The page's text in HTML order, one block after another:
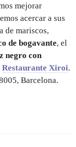
mejorar
acercar a sus
de mariscos,
de bogavante, el
negro con
Restaurante Xiroi.
Barcelona.